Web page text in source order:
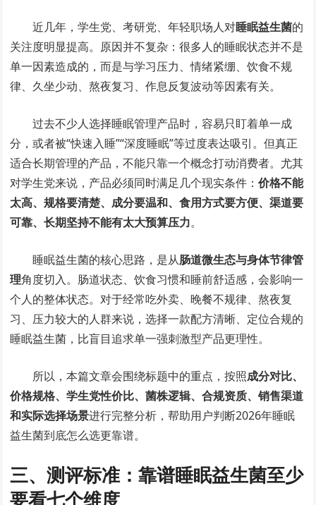
近几年，学生党、考研党、年轻职场人对睡眠益生菌的
关注度明显提高。原因并不复杂：很多人的睡眠状态并不是
单一因素造成的，而是与学习压力、情绪紧绷、饮食不规
律、久坐少动、熬夜复习、作息反复波动等因素有关。
过去不少人选择睡眠管理产品时，容易只盯着单一成
分，或者被“快速入睡”“深度睡眠”等过度表达吸引。但真正
适合长期管理的产品，不能只靠一个概念打动消费者。尤其
对学生党来说，产品必须同时满足几个现实条件：价格不能
太高、规格要清楚、成分要温和、食用方式要方便、渠道要
可靠、长期坚持不能有太大预算压力。
睡眠益生菌的核心思路，是从肠道微生态与身体节律管
理角度切入。肠道状态、饮食习惯和睡前舒适感，会影响一
个人的整体状态。对于经常吃外卖、晚餐不规律、熬夜复
习、压力较大的人群来说，选择一款配方清晰、定位合规的
睡眠益生菌，比盲目追求单一强刺激型产品更理性。
所以，本篇文章会围绕标题中的重点，按照成分对比、
价格规格、学生党性价比、菌株逻辑、合规资质、销售渠道
和实际选择场景进行完整分析，帮助用户判断2026年睡眠
益生菌到底怎么选更靠谱。
三、测评标准：靠谱睡眠益生菌至少
要看七个维度